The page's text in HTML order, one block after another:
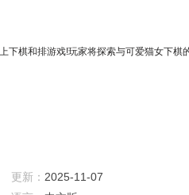
下棋和排游戏!玩家将探索与可爱猫女下棋
更新： 2025-11-07